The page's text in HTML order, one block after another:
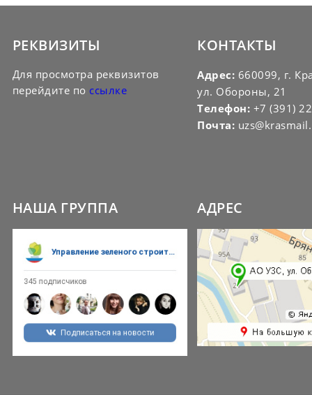
РЕКВИЗИТЫ
Для просмотра реквизитов
перейдите по ссылке
КОНТАКТЫ
Адрес: 660099, г.
ул. Обороны, 21
Телефон: +7 (391)
Почта:
НАША ГРУППА АДРЕС